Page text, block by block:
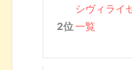
シヴィライ
一覧